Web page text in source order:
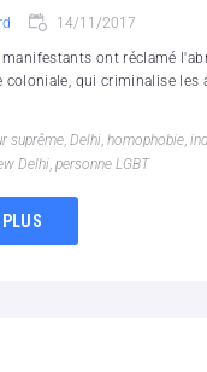
14/11/2017
manifestants ont réclamé
coloniale, qui criminalise les
suprême, Delhi, homophobie,
Delhi, personne LGBT